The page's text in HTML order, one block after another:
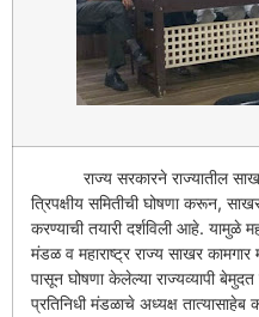
राज्य सरकारने राज्यातील साखर
त्रिपक्षीय समितीची घोषणा करून, साखर
करण्याची तयारी दर्शविली आहे. यामुळे
मंडळ व महाराष्ट्र राज्य साखर कामगार
पासून घोषणा केलेल्या राज्यव्यापी
प्रतिनिधी मंडळाचे अध्यक्ष